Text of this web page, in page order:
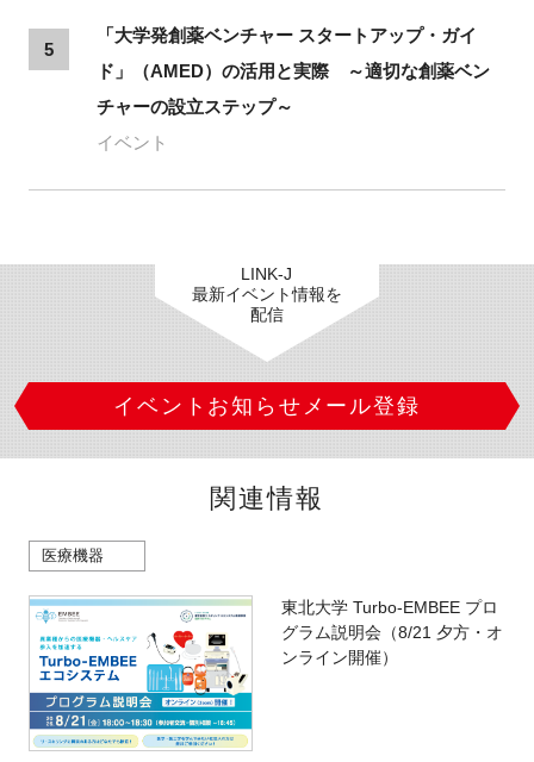
5
「大学発創薬ベンチャー スタートアップ・ガイ
ド」（AMED）の活用と実際 ～適切な創薬ベン
チャーの設立ステップ～
イベント
LINK-J
最新イベント情報を
配信
イベントお知らせメール登録
関連情報
医療機器
東北大学 Turbo-EMBEE プロ
グラム説明会（8/21 夕方・オ
ンライン開催）